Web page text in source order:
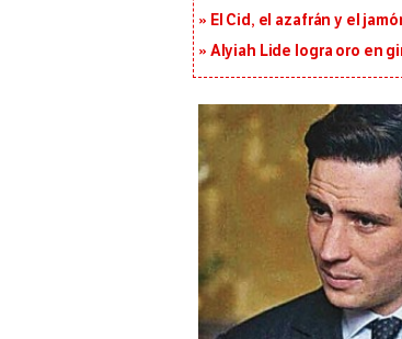
El Cid, el azafrán y el
Alyiah Lide logra oro en